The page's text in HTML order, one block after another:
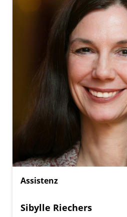
Assistenz
Sibylle Riechers